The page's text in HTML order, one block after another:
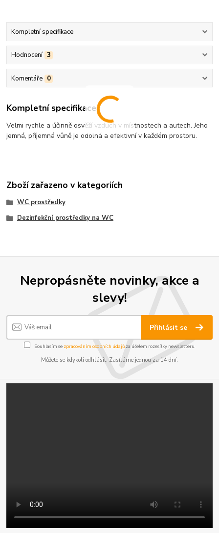
Kompletní specifikace
Hodnocení 3
Komentáře 0
Kompletní specifikace
Velmi rychle a účinně osvěží vzduch v místnostech a autech. Jeho
jemná, příjemná vůně je odolná a efektivní v každém prostoru.
Zboží zařazeno v kategoriích
WC prostředky
Dezinfekční prostředky na WC
Nepropásněte novinky, akce a
slevy!
Přihlásit se
Souhlasím se zpracováním osobních údajůza účelem rozesílky newsletteru.
Můžete se kdykoli odhlásit. Zasíláme jednou za 14 dní.